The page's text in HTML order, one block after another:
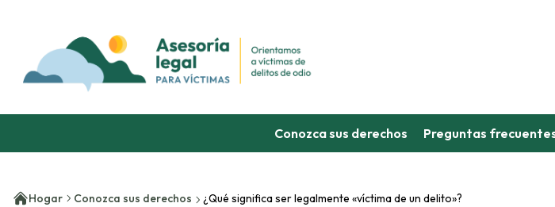
Conozca sus derechos Preguntas
Hogar Conozca sus derechos ¿Qué significa ser legalmente «víctima de un delito»?